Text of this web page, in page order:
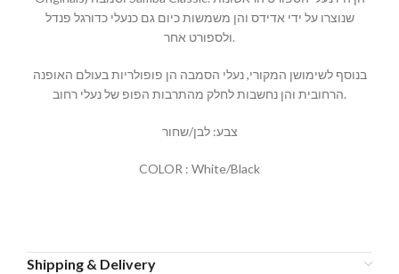
שנוצרו על ידי אדידס והן משמשות כיום גם כנעלי כדורגל פנדל
ולספורט אחר.
בנוסף לשימושן המקורי, נעלי הסמבה הן פופולריות בעולם האופנה
הרחובית והן נחשבות לחלק מהתרבות הפופ של נעלי רחוב.
צבע: לבן/שחור
COLOR : White/Black
Shipping & Delivery